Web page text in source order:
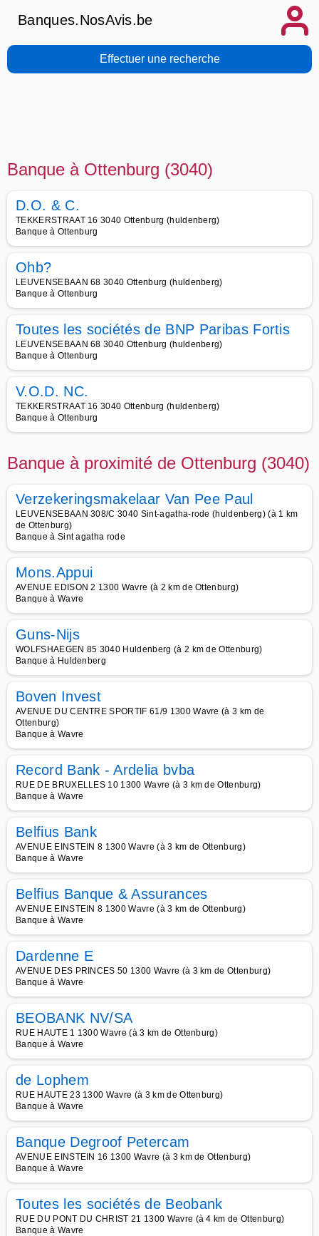
Banques.NosAvis.be
Effectuer une recherche
Banque à Ottenburg (3040)
D.O. & C.
TEKKERSTRAAT 16 3040 Ottenburg (huldenberg)
Banque à Ottenburg
Ohb?
LEUVENSEBAAN 68 3040 Ottenburg (huldenberg)
Banque à Ottenburg
Toutes les sociétés de BNP Paribas Fortis
LEUVENSEBAAN 68 3040 Ottenburg (huldenberg)
Banque à Ottenburg
V.O.D. NC.
TEKKERSTRAAT 16 3040 Ottenburg (huldenberg)
Banque à Ottenburg
Banque à proximité de Ottenburg (3040)
Verzekeringsmakelaar Van Pee Paul
LEUVENSEBAAN 308/C 3040 Sint-agatha-rode (huldenberg) (à 1 km
de Ottenburg)
Banque à Sint agatha rode
Mons.Appui
AVENUE EDISON 2 1300 Wavre (à 2 km de Ottenburg)
Banque à Wavre
Guns-Nijs
WOLFSHAEGEN 85 3040 Huldenberg (à 2 km de Ottenburg)
Banque à Huldenberg
Boven Invest
AVENUE DU CENTRE SPORTIF 61/9 1300 Wavre (à 3 km de
Ottenburg)
Banque à Wavre
Record Bank - Ardelia bvba
RUE DE BRUXELLES 10 1300 Wavre (à 3 km de Ottenburg)
Banque à Wavre
Belfius Bank
AVENUE EINSTEIN 8 1300 Wavre (à 3 km de Ottenburg)
Banque à Wavre
Belfius Banque & Assurances
AVENUE EINSTEIN 8 1300 Wavre (à 3 km de Ottenburg)
Banque à Wavre
Dardenne E
AVENUE DES PRINCES 50 1300 Wavre (à 3 km de Ottenburg)
Banque à Wavre
BEOBANK NV/SA
RUE HAUTE 1 1300 Wavre (à 3 km de Ottenburg)
Banque à Wavre
de Lophem
RUE HAUTE 23 1300 Wavre (à 3 km de Ottenburg)
Banque à Wavre
Banque Degroof Petercam
AVENUE EINSTEIN 16 1300 Wavre (à 3 km de Ottenburg)
Banque à Wavre
Toutes les sociétés de Beobank
RUE DU PONT DU CHRIST 21 1300 Wavre (à 4 km de Ottenburg)
Banque à Wavre